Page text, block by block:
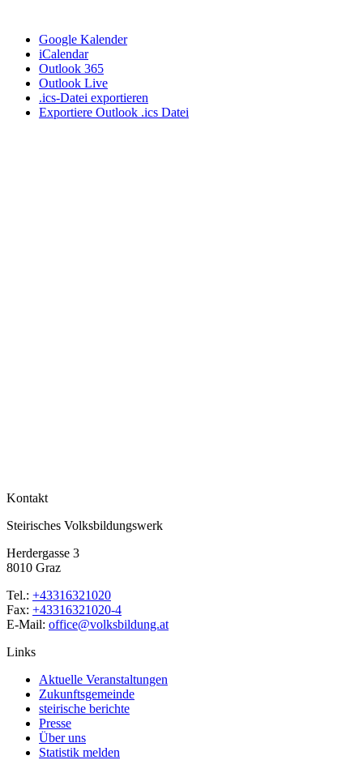
Google Kalender
iCalendar
Outlook 365
Outlook Live
.ics-Datei exportieren
Exportiere Outlook .ics Datei
Kontakt
Steirisches Volksbildungswerk
Herdergasse 3
8010 Graz
Tel.: +43316321020
Fax: +43316321020-4
E-Mail: office@volksbildung.at
Links
Aktuelle Veranstaltungen
Zukunftsgemeinde
steirische berichte
Presse
Über uns
Statistik melden